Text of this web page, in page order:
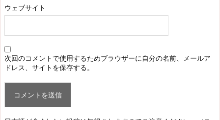
ウェブサイト
次回のコメントで使用するためブラウザーに自分の名前、メールア
ドレス、サイトを保存する。